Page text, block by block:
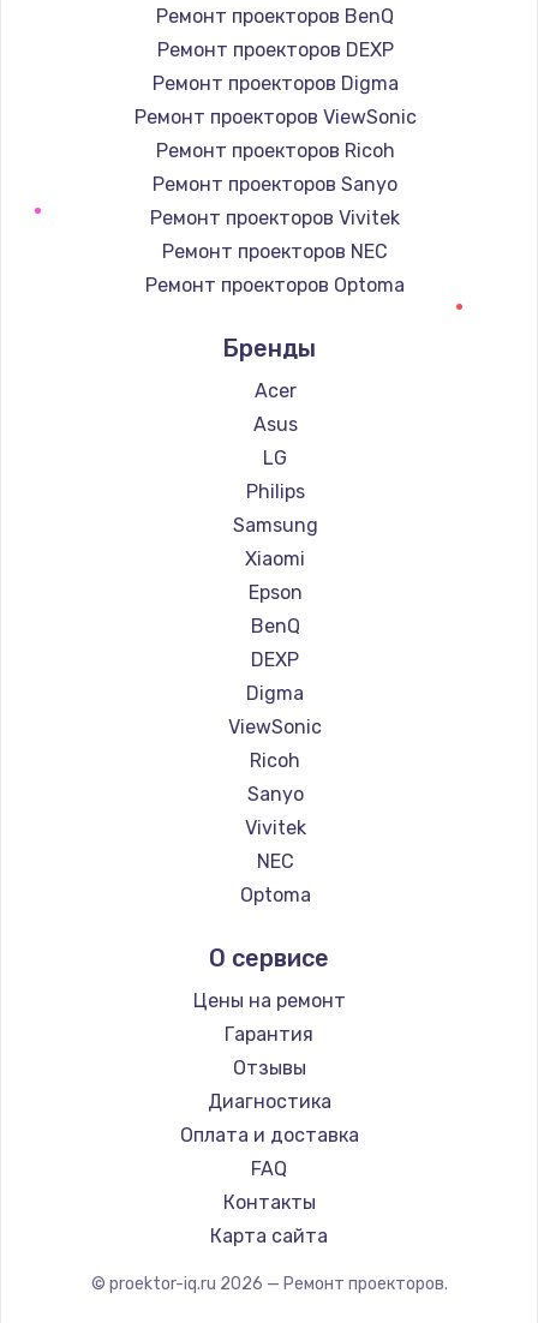
Ремонт проекторов BenQ
Ремонт проекторов DEXP
Ремонт проекторов Digma
Ремонт проекторов ViewSonic
Ремонт проекторов Ricoh
Ремонт проекторов Sanyo
Ремонт проекторов Vivitek
Ремонт проекторов NEC
Ремонт проекторов Optoma
Ремонт проекторов Infocus
Ремонт проекторов Barco
Ремонт проекторов Xgimi
Ремонт проекторов Canon
Ремонт проекторов Casio
Ремонт проекторов Hiper
Ремонт проекторов HITACHI
Ремонт проекторов Panasonic
Ремонт проекторов Hisense
Бренды
Acer
Asus
LG
Philips
Samsung
Xiaomi
Epson
BenQ
DEXP
Digma
ViewSonic
Ricoh
Sanyo
Vivitek
NEC
Optoma
Infocus
Barco
Xgimi
Canon
Casio
Hiper
HITACHI
Panasonic
Hisense
О сервисе
Цены на ремонт
Гарантия
Отзывы
Диагностика
Оплата и доставка
FAQ
Контакты
Карта сайта
© proektor-iq.ru 2026 — Ремонт проекторов.